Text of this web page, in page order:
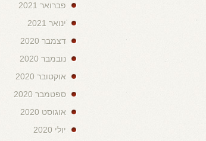
פברואר 2021
ינואר 2021
דצמבר 2020
נובמבר 2020
אוקטובר 2020
ספטמבר 2020
אוגוסט 2020
יולי 2020